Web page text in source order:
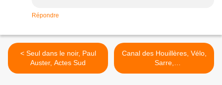
Répondre
< Seul dans le noir, Paul
Auster, Actes Sud
Canal des Houillères, Vélo,
Sarre,
Mittersheim,Sarralbe,